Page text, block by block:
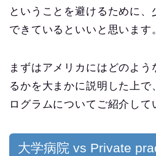
ということを避けるために
できているといいと思います
まずはアメリカにはどのよ
るかを大まかに説明した上
ログラムについてご紹介して
大学病院 vs Private